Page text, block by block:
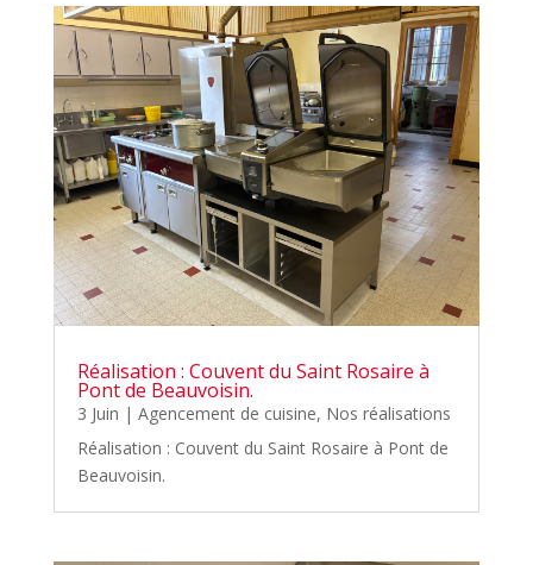
Réalisation : Couvent du Saint Rosaire à
Pont de Beauvoisin.
3 Juin | Agencement de cuisine, Nos réalisations
Réalisation : Couvent du Saint Rosaire à Pont de
Beauvoisin.